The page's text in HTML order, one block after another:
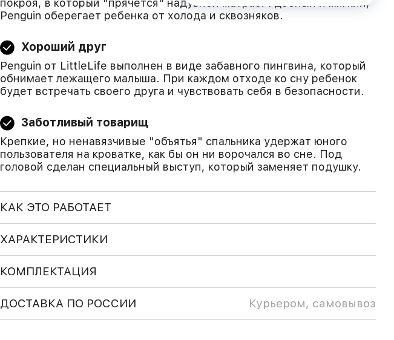
покроя, в который "прячется" надувной матрас. Удобный и мягкий,
Penguin оберегает ребенка от холода и сквозняков.
Хороший друг
Penguin от LittleLife выполнен в виде забавного пингвина, который
обнимает лежащего малыша. При каждом отходе ко сну ребенок
будет встречать своего друга и чувствовать себя в безопасности.
Заботливый товарищ
Крепкие, но ненавязчивые "объятья" спальника удержат юного
пользователя на кроватке, как бы он ни ворочался во сне. Под
головой сделан специальный выступ, который заменяет подушку.
КАК ЭТО РАБОТАЕТ
ХАРАКТЕРИСТИКИ
КОМПЛЕКТАЦИЯ
ДОСТАВКА ПО РОССИИ Курьером, самовывоз